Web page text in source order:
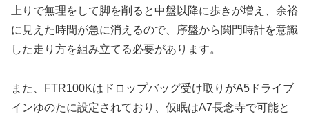
上りで無理をして脚を削ると中盤以降に歩きが増え、余裕
に見えた時間が急に消えるので、序盤から関門時計を意識
した走り方を組み立てる必要があります。
また、FTR100Kはドロップバッグ受け取りがA5ドライブ
インゆのたに設定されており、仮眠はA7長念寺で可能と